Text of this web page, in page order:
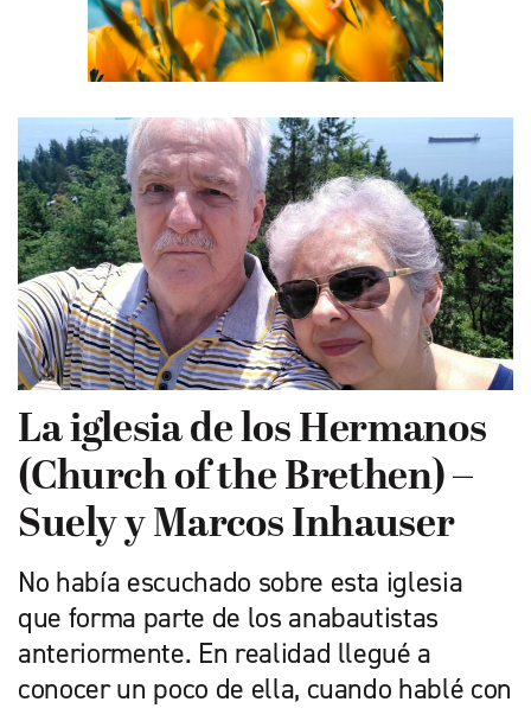
La iglesia de los Hermanos
(Church of the Brethen) –
Suely y Marcos Inhauser
No había escuchado sobre esta iglesia
que forma parte de los anabautistas
anteriormente. En realidad llegué a
conocer un poco de ella, cuando hablé con